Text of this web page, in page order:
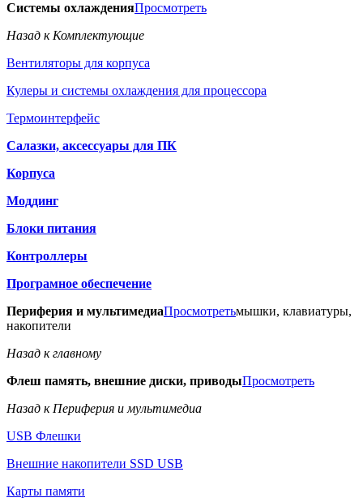
Системы охлажденияПросмотреть
Назад к Комплектующие
Вентиляторы для корпуса
Кулеры и системы охлаждения для процессора
Термоинтерфейс
Салазки, аксессуары для ПК
Корпуса
Моддинг
Блоки питания
Контроллеры
Програмное обеспечение
Периферия и мультимедиаПросмотретьмышки, клавиатуры,
накопители
Назад к главному
Флеш память, внешние диски, приводыПросмотреть
Назад к Периферия и мультимедиа
USB Флешки
Внешние накопители SSD USB
Карты памяти